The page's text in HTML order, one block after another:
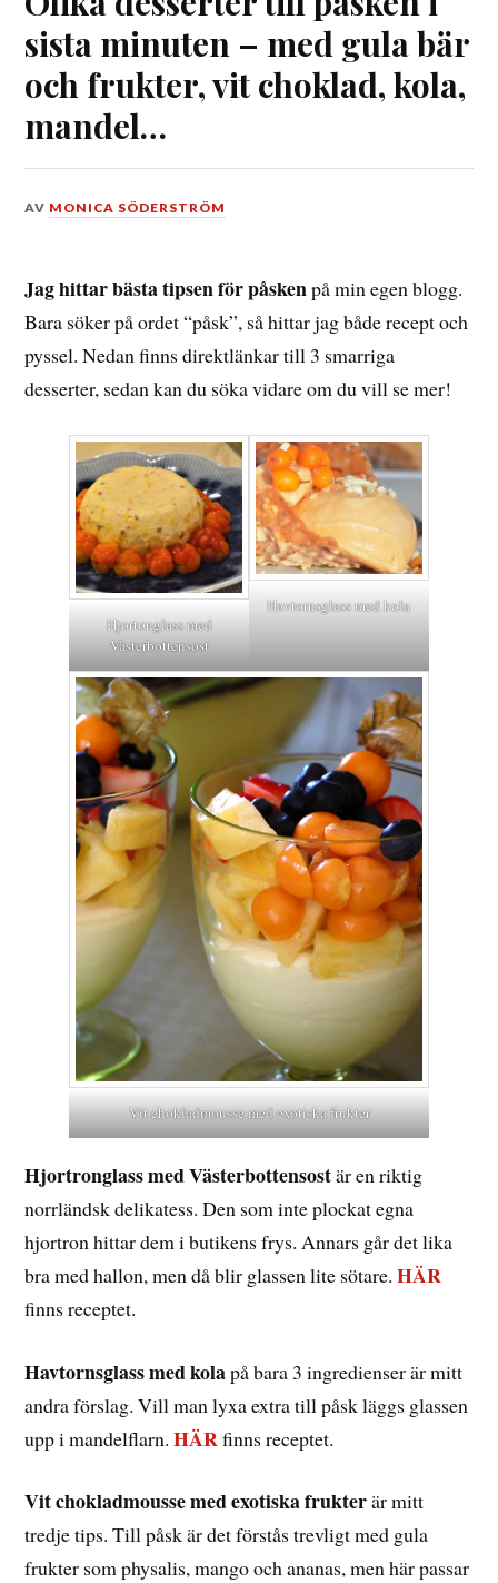
sista minuten – med gula bär
och frukter, vit choklad, kola,
mandel…
DEN
2025
AV MONICA SÖDERSTRÖM
Jag hittar bästa tipsen för påskenpå min egen blogg.
Bara söker på ordet “påsk”, så hittar jag både recept och
pyssel. Nedan finns direktlänkar till 3 smarriga
desserter, sedan kan du söka vidare om du vill se mer!
Hjortonglass med
Västerbottensost
Havtornsglass med kola
Vit chokladmousse med exotiska frukter
Hjortronglass med Västerbottensostär en riktig
norrländsk delikatess. Den som inte plockat egna
hjortron hittar dem i butikens frys. Annars går det lika
bra med hallon, men då blir glassen lite sötare.HÄR
finns receptet.
Havtornsglass med kolapå bara 3 ingredienser är mitt
andra förslag. Vill man lyxa extra till påsk läggs glassen
upp i mandelflarn.HÄRfinns receptet.
Vit chokladmousse med exotiska frukterär mitt
tredje tips. Till påsk är det förstås trevligt med gula
frukter som physalis, mango och ananas, men här passar